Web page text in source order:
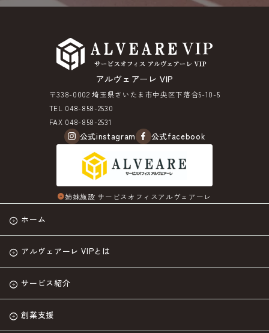
アルヴェアーレ VIP
〒338-0002 埼玉県さいたま市中央区下落合5-10-5
TEL 048-858-2530
FAX 048-858-2531
公式instagram 公式facebook
arrow_circle_right姉妹施設 サービスオフィスアルヴェアーレ
ホーム
アルヴェアーレ VIPとは
サービス紹介
創業支援